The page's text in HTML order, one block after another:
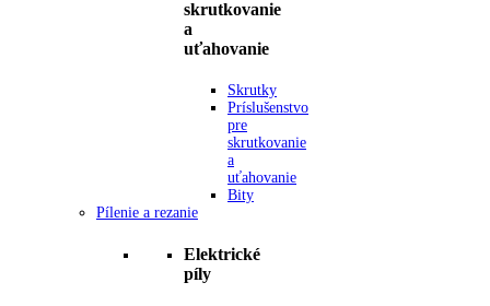
skrutkovanie
a
uťahovanie
Skrutky
Príslušenstvo
pre
skrutkovanie
a
uťahovanie
Bity
Pílenie a rezanie
Elektrické
píly